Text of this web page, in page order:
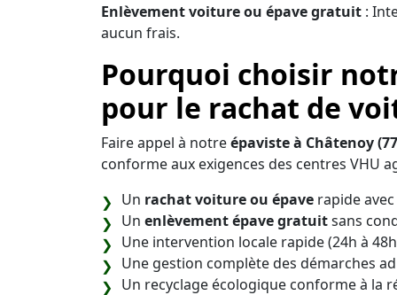
Enlèvement voiture ou épave gratuit :
aucun frais.
Pourquoi choisir
pour le rachat de
Faire appel à notreépaviste à Châtenoy
conforme aux exigences des centres VHU
Un rachat voiture ou épave rapide
Un enlèvement épave gratuitsans
Une intervention locale rapide (24h à
Une gestion complète des démarches
Un recyclage écologique conforme à la